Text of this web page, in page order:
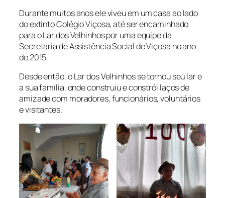
Durante muitos anos ele viveu em um casa ao lado
do extinto Colégio Viçosa, até ser encaminhado
para o Lar dos Velhinhos por uma equipe da
Secretaria de Assistência Social de Viçosa no ano
de 2015.
Desde então, o Lar dos Velhinhos se tornou seu lar e
a sua família, onde construiu e constrói laços de
amizade com moradores, funcionários, voluntários
e visitantes.